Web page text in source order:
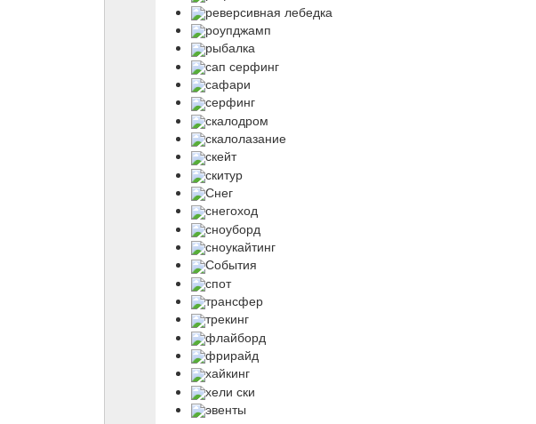
реверсивная лебедка
роупджамп
рыбалка
сап серфинг
сафари
серфинг
скалодром
скалолазание
скейт
скитур
Снег
снегоход
сноуборд
сноукайтинг
События
спот
трансфер
трекинг
флайборд
фрирайд
хайкинг
хели ски
эвенты